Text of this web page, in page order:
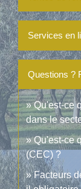
Services en
Questions ?
Qu'est-ce
dans le
Qu'est-ce
(CEC) ?
Facteurs